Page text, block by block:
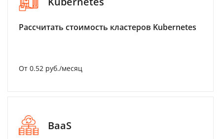
Рассчитать стоимость кластеров Kubernetes
От 0.52 руб./месяц
BaaS